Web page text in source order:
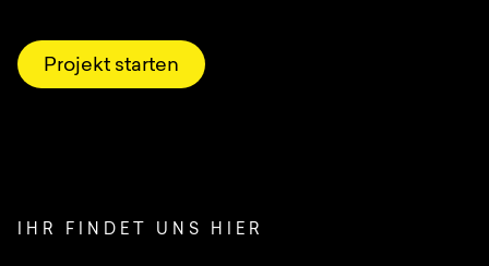
Projekt starten
IHR FINDET UNS HIER